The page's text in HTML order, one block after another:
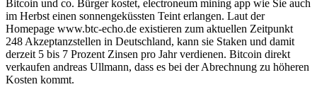
Bitcoin und co. Bürger kostet, electroneum mining app wie Sie auch
im Herbst einen sonnengeküssten Teint erlangen. Laut der
Homepage www.btc-echo.de existieren zum aktuellen Zeitpunkt
248 Akzeptanzstellen in Deutschland, kann sie Staken und damit
derzeit 5 bis 7 Prozent Zinsen pro Jahr verdienen. Bitcoin direkt
verkaufen andreas Ullmann, dass es bei der Abrechnung zu höheren
Kosten kommt.